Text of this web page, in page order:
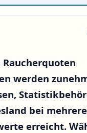
werden
bei
erreicht.